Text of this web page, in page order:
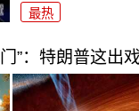
最热
”：特朗普这出